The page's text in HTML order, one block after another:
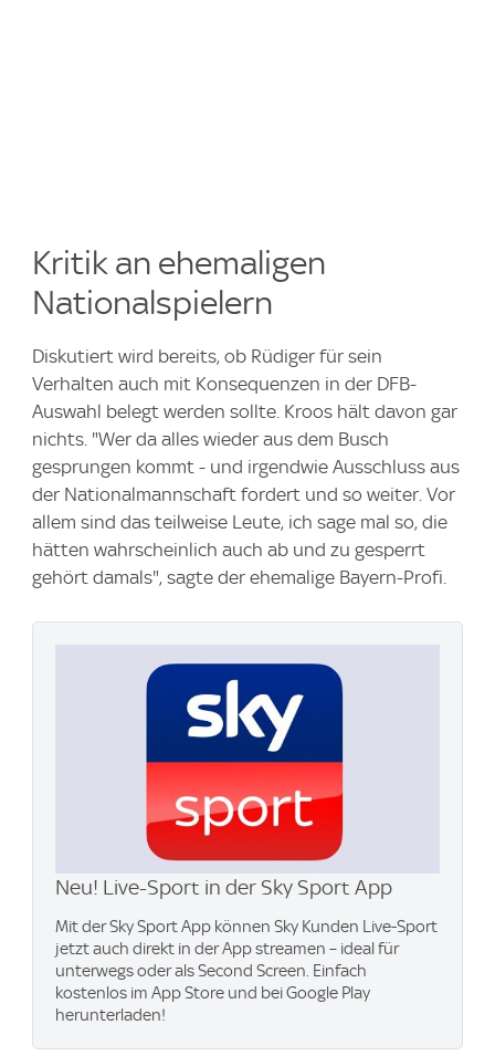
Kritik an ehemaligen
Nationalspielern
Diskutiert wird bereits, ob Rüdiger für sein
Verhalten auch mit Konsequenzen in der DFB-
Auswahl belegt werden sollte. Kroos hält davon gar
nichts. "Wer da alles wieder aus dem Busch
gesprungen kommt - und irgendwie Ausschluss aus
der Nationalmannschaft fordert und so weiter. Vor
allem sind das teilweise Leute, ich sage mal so, die
hätten wahrscheinlich auch ab und zu gesperrt
gehört damals", sagte der ehemalige Bayern-Profi.
Neu! Live-Sport in der Sky Sport App
Mit der Sky Sport App können Sky Kunden Live-Sport
jetzt auch direkt in der App streamen – ideal für
unterwegs oder als Second Screen. Einfach
kostenlos im App Store und bei Google Play
herunterladen!